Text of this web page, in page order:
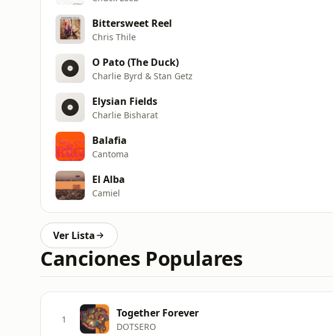
Bittersweet Reel
Chris Thile
O Pato (The Duck)
Charlie Byrd & Stan Getz
Elysian Fields
Charlie Bisharat
Balafia
Cantoma
El Alba
Camiel
Ver Lista
Canciones Populares
1 Together Forever
DOTSERO